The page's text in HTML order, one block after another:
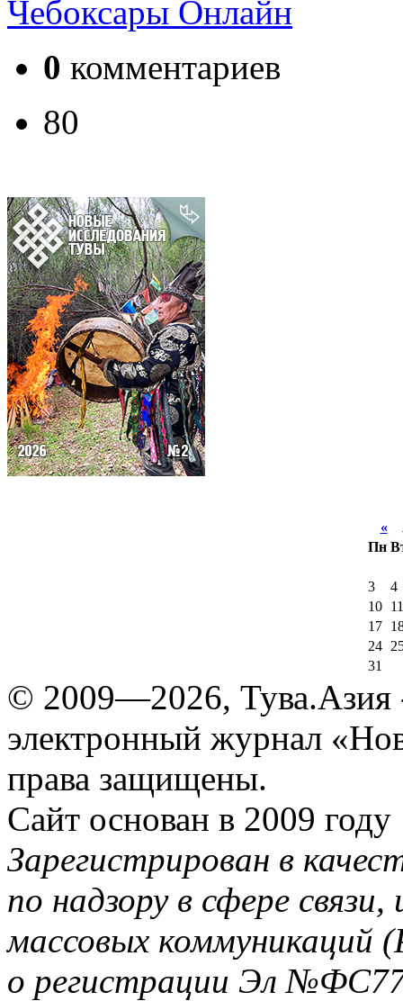
Чебоксары Онлайн
0 комментариев
80
«
Пн
3
4
10
11
17
24
31
© 2009—2026, Тува.Азия
электронный журнал
права защищены.
Сайт основан в 2009 году
Зарегистрирован в
по надзору в сфере
массовых коммуникаций
о регистрации Эл